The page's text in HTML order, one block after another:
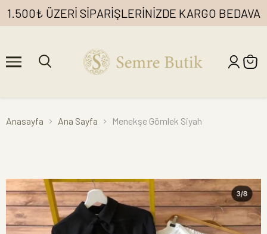
1.500₺ ÜZERİ SİPARİŞLERİNİZDE KARGO BEDAVA
Anasayfa Ana Sayfa Menekşe Gömlek Siyah